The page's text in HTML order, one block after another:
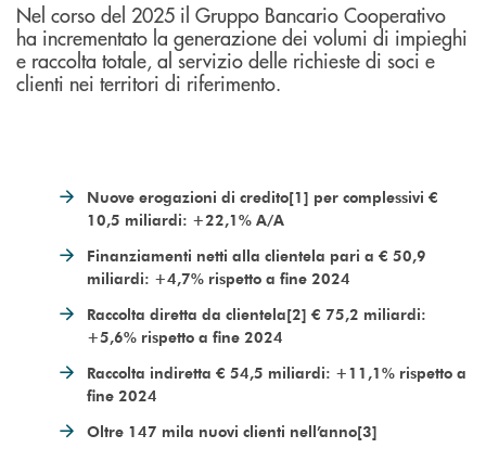
Nel corso del 2025 il Gruppo Bancario Cooperativo
ha incrementato la generazione dei volumi di impieghi
e raccolta totale, al servizio delle richieste di soci e
clienti nei territori di riferimento.
Nuove erogazioni di credito[1] per complessivi €
10,5 miliardi: +22,1% A/A
Finanziamenti netti alla clientela pari a € 50,9
miliardi: +4,7% rispetto a fine 2024
Raccolta diretta da clientela[2] € 75,2 miliardi:
+5,6% rispetto a fine 2024
Raccolta indiretta € 54,5 miliardi: +11,1% rispetto a
fine 2024
Oltre 147 mila nuovi clienti nell’anno[3]